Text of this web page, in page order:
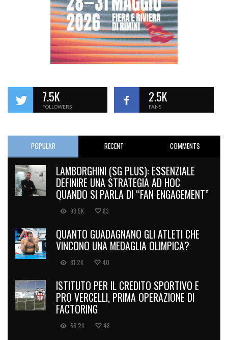
7.5K
FOLLOWERS
2.5K
FANS
POPULAR RECENT COMMENTS
LAMBORGHINI (SG PLUS): ESSENZIALE
DEFINIRE UNA STRATEGIA AD HOC
QUANDO SI PARLA DI “FAN ENGAGEMENT”
98.5K 83
QUANTO GUADAGNANO GLI ATLETI CHE
VINCONO UNA MEDAGLIA OLIMPICA?
81.2K 40
ISTITUTO PER IL CREDITO SPORTIVO E
PRO VERCELLI, PRIMA OPERAZIONE DI
FACTORING
66.2K 48